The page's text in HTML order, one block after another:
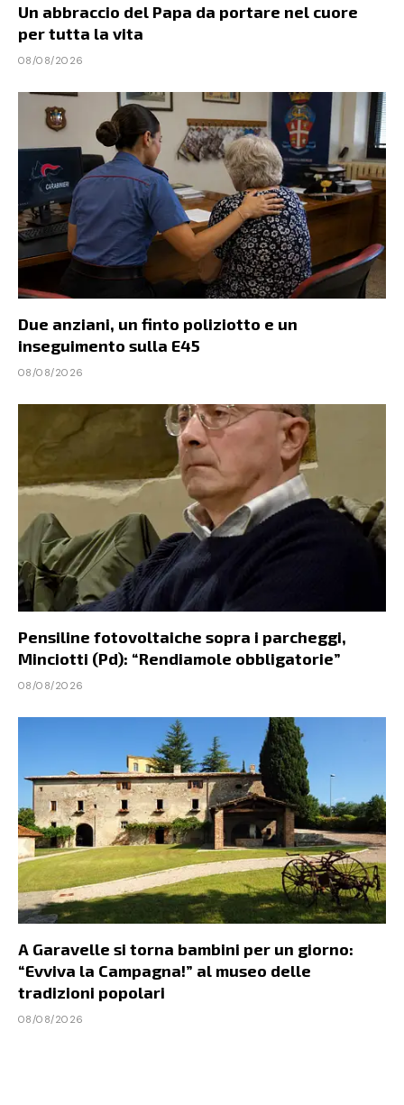
Un abbraccio del Papa da portare nel cuore
per tutta la vita
08/08/2026
Due anziani, un finto poliziotto e un
inseguimento sulla E45
08/08/2026
Pensiline fotovoltaiche sopra i parcheggi,
Minciotti (Pd): “Rendiamole obbligatorie”
08/08/2026
A Garavelle si torna bambini per un giorno:
“Evviva la Campagna!” al museo delle
tradizioni popolari
08/08/2026